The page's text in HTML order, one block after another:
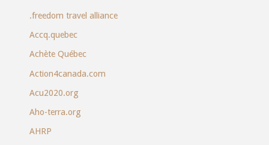
.freedom travel alliance
Accq.quebec
Achète Québec
Action4canada.com
Acu2020.org
Aho-terra.org
AHRP